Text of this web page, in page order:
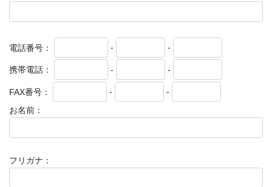
電話番号： - -
携帯電話： - -
FAX番号： -
-
お名前：
フリガナ：